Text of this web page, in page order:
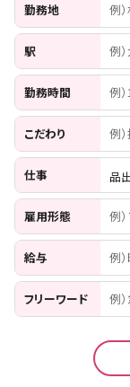
勤務地 例
駅 例
勤務時間 例
こだわり 例
仕事 品
雇用形態 例
給与 例
フリーワード 例